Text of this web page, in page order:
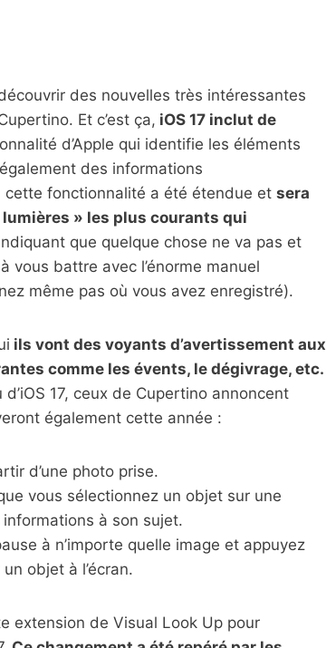
des nouvelles très intéressantes
Et c’est ça, iOS 17 inclut de
d’Apple qui identifie les éléments
des informations
cette fonctionnalité a été étendue et sera
» les plus courants qui
que quelque chose ne va pas et
vous battre avec l’énorme manuel
même pas où vous avez enregistré).
ils vont des voyants d’avertissement aux
comme les évents, le dégivrage, etc.
17, ceux de Cupertino annoncent
également cette année :
d’une photo prise.
vous sélectionnez un objet sur une
à son sujet.
à n’importe quelle image et appuyez
objet à l’écran.
extension de Visual Look Up pour